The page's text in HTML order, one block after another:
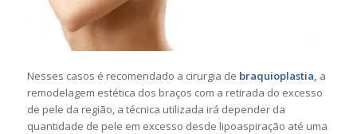
Nesses casos é recomendado a cirurgia de braquioplastia, a
remodelagem estética dos braços com a retirada do excesso
de pele da região, a técnica utilizada irá depender da
quantidade de pele em excesso desde lipoaspiração até uma